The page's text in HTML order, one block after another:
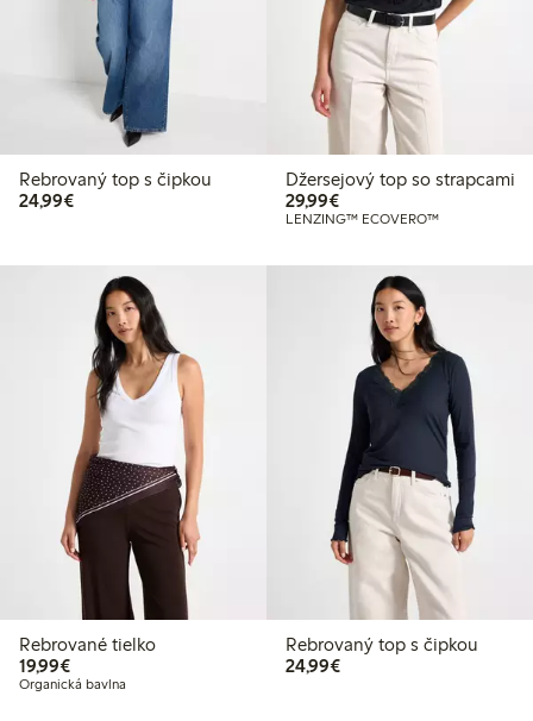
Rebrovaný top s čipkou
24,99€24,99 €
Džersejový top so strapcami
29,99€29,99 €
LENZING™ ECOVERO™
Rebrované tielko
19,99€19,99 €
Organická bavlna
Rebrovaný top s čipkou
24,99€24,99 €